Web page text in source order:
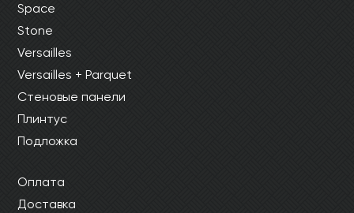
Space
Stone
Versailles
Versailles + Parquet
Стеновые панели
Плинтус
Подложка
Оплата
Доставка